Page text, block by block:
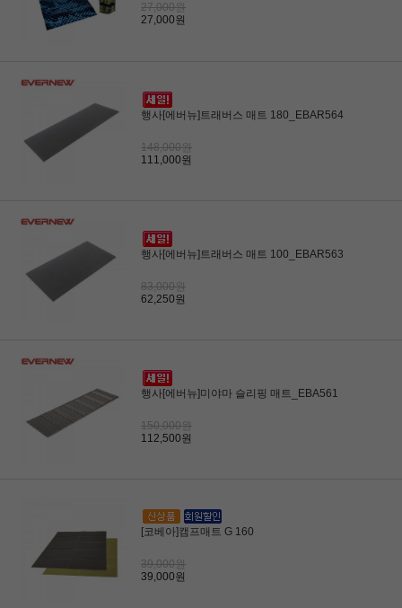
27,000원
27,000원
행사[에버뉴]트래버스 매트 180_EBAR564
148,000원
111,000원
행사[에버뉴]트래버스 매트 100_EBAR563
83,000원
62,250원
행사[에버뉴]미야마 슬리핑 매트_EBA561
150,000원
112,500원
[코베아]캠프매트 G 160
39,000원
39,000원